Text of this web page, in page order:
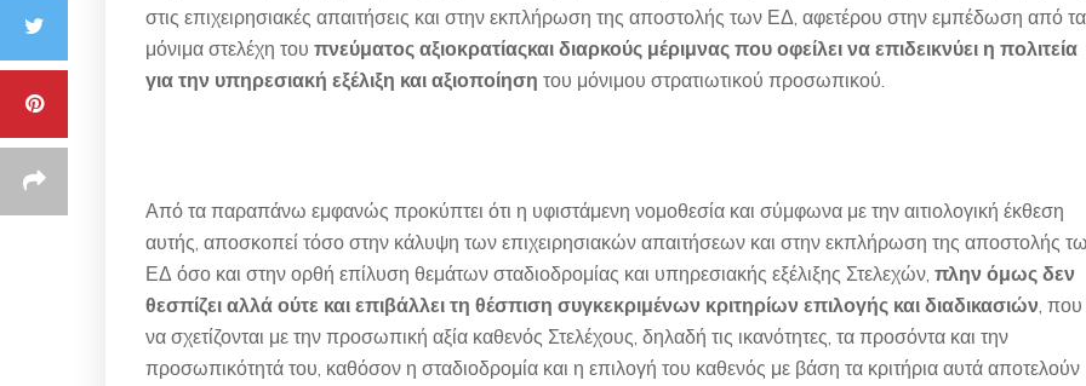
στις επιχειρησιακές απαιτήσεις και στην εκπλήρωση της αποστολής των ΕΔ, αφετέρου στην εμπέδωση από τα
μόνιμα στελέχη του πνεύματος αξιοκρατίαςκαι διαρκούς μέριμνας που οφείλει να επιδεικνύει η πολιτεία
για την υπηρεσιακή εξέλιξη και αξιοποίηση του μόνιμου στρατιωτικού προσωπικού.
Από τα παραπάνω εμφανώς προκύπτει ότι η υφιστάμενη νομοθεσία και σύμφωνα με την αιτιολογική έκθεση
αυτής, αποσκοπεί τόσο στην κάλυψη των επιχειρησιακών απαιτήσεων και στην εκπλήρωση της αποστολής
ΕΔ όσο και στην ορθή επίλυση θεμάτων σταδιοδρομίας και υπηρεσιακής εξέλιξης Στελεχών, πλην όμως δεν
θεσπίζει αλλά ούτε και επιβάλλει τη θέσπιση συγκεκριμένων κριτηρίων επιλογής και διαδικασιών, που
να σχετίζονται με την προσωπική αξία καθενός Στελέχους, δηλαδή τις ικανότητες, τα προσόντα και την
προσωπικότητά του, καθόσον η σταδιοδρομία και η επιλογή του καθενός με βάση τα κριτήρια αυτά αποτελούν